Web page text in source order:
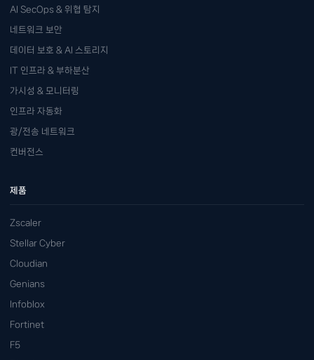
AI SecOps & 위협 탐지
네트워크 보안
데이터 보호 & AI 스토리지
IT 인프라 & 부하분산
가시성 & 모니터링
인프라 자동화
광/전송 네트워크
컨버전스
제품
Zscaler
Stellar Cyber
Cloudian
Genians
Infoblox
Fortinet
F5